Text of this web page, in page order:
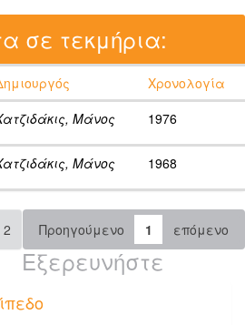
σε τεκμήρια:
Χρονολογία
Μάνος 1976
Μάνος 1968
Προηγούμενο 1 επόμενο
Εξερευνήστε